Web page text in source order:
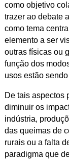
como objetivo
trazer ao debate
como tema
elemento a ser
outras físicas ou
função dos
usos estão
De tais aspectos
diminuir os
indústria,
das queimas de
rurais ou a falta
paradigma que